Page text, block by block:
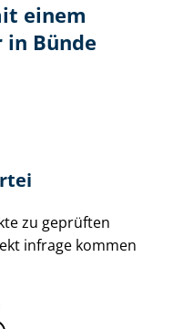
einem
in Bünde
zu geprüften
infrage kommen